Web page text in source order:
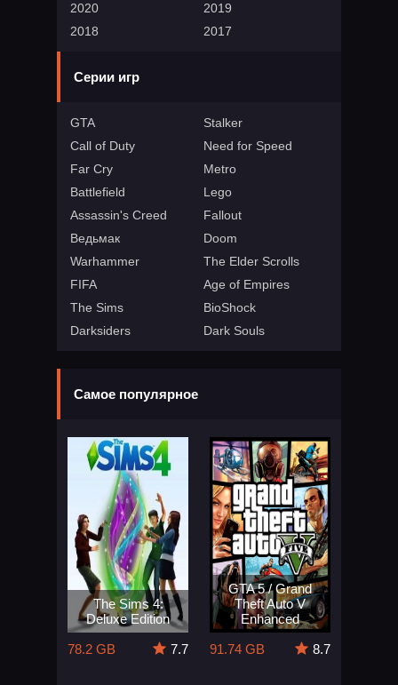
2020
2019
2018
2017
Серии игр
GTA
Stalker
Call of Duty
Need for Speed
Far Cry
Metro
Battlefield
Lego
Assassin's Creed
Fallout
Ведьмак
Doom
Warhammer
The Elder Scrolls
FIFA
Age of Empires
The Sims
BioShock
Darksiders
Dark Souls
Самое популярное
The Sims 4:
Deluxe Edition
78.2 GB
7.7
GTA 5 / Grand
Theft Auto V
Enhanced
91.74 GB
8.7